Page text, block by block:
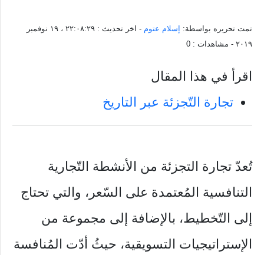
تمت تحريره بواسطة: إسلام عتوم - اخر تحديث :
٢٢:٠٨:٢٩ ، ١٩ نوفمبر
٢٠١٩ - مشاهدات : 0
اقرأ في هذا المقال
تجارة التّجزئة عبر التاريخ
تُعدّ تجارة التجزئة من الأنشطة التّجارية
التنافسية المُعتمدة على السّعر، والتي تحتاج
إلى التّخطيط، بالإضافة إلى مجموعة من
الإستراتيجيات التسويقية، حيثُ أدّت المُنافسة